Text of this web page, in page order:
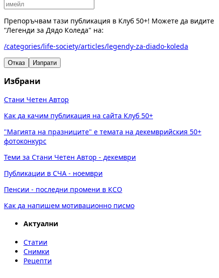
Препоръчвам тази публикация в Клуб 50+! Можете да видите
"Легенди за Дядо Коледа" на:
/categories/life-society/articles/legendy-za-diado-koleda
Отказ Изпрати
Избрани
Стани Четен Автор
Как да качим публикация на сайта Клуб 50+
"Магията на празниците" е темата на декемврийския 50+
фотоконкурс
Теми за Стани Четен Автор - декември
Публикации в СЧА - ноември
Пенсии - последни промени в КСО
Как да напишем мотивационно писмо
Актуални
Статии
Снимки
Рецепти